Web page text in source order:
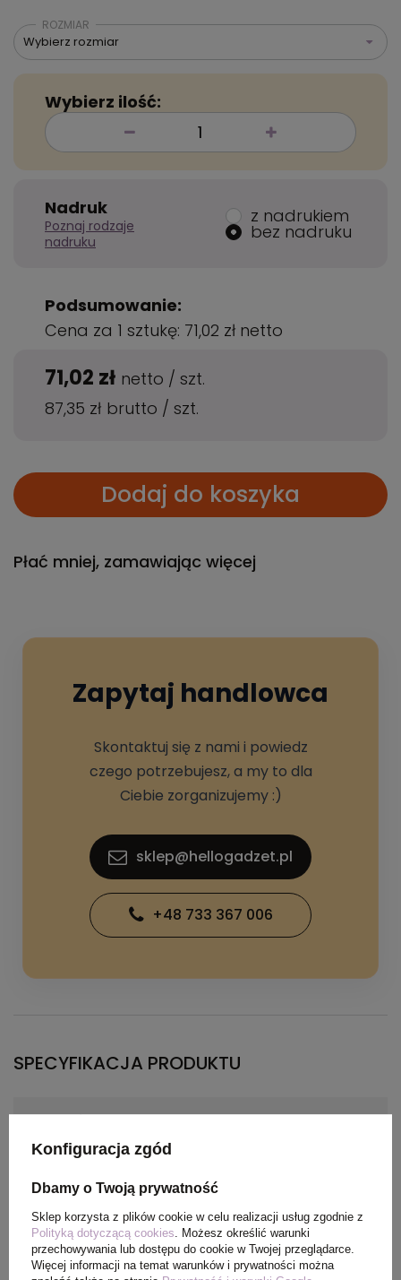
ROZMIAR
Wybierz rozmiar
Wybierz ilość:
Nadruk
Poznaj rodzaje
nadruku
z nadrukiem
bez nadruku
Podsumowanie:
Cena za 1 sztukę: 71,02 zł netto
71,02 zł netto / szt.
87,35 zł brutto / szt.
Dodaj do koszyka
Płać mniej, zamawiając więcej
Zapytaj handlowca
Skontaktuj się z nami i powiedz
czego potrzebujesz, a my to dla
Ciebie zorganizujemy :)
sklep@hellogadzet.pl
+48 733 367 006
SPECYFIKACJA PRODUKTU
Materiał
Polar100% Poliester, 300
Kolor czarny
PAKOWANIE
Konfiguracja zgód
Dbamy o Twoją prywatność
Sklep korzysta z plików cookie w celu realizacji usług zgodnie z
Polityką dotyczącą cookies . Możesz określić warunki
przechowywania lub dostępu do cookie w Twojej przeglądarce.
Więcej informacji na temat warunków i prywatności można